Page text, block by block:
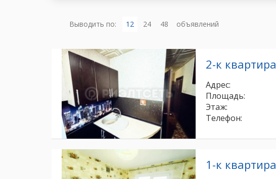
Выводить по: 12 24 48 объявлений
2-к квартира
Адрес:
Площадь:
Этаж:
Телефон:
1-к квартира